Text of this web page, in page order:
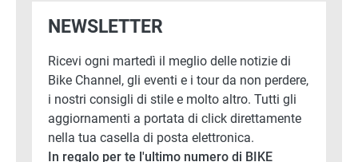
NEWSLETTER
Ricevi ogni martedì il meglio delle notizie di
Bike Channel, gli eventi e i tour da non perdere,
i nostri consigli di stile e molto altro. Tutti gli
aggiornamenti a portata di click direttamente
nella tua casella di posta elettronica.
In regalo per te l'ultimo numero di BIKE